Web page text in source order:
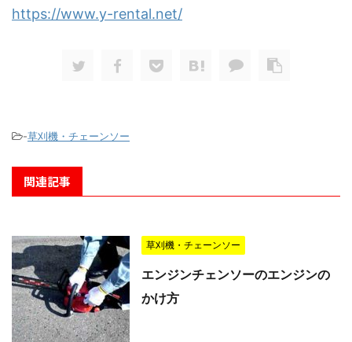
https://www.y-rental.net/
-草刈機・チェーンソー
関連記事
草刈機・チェーンソー
エンジンチェンソーのエンジンの
かけ方